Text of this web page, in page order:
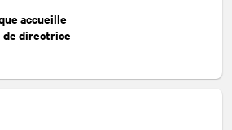
accueille
de directrice